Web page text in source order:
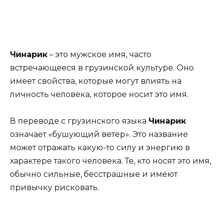
Чинарик – это мужское имя, часто
встречающееся в грузинской культуре. Оно
имеет свойства, которые могут влиять на
личность человека, которое носит это имя.
В переводе с грузинского языка Чинарик
означает «бушующий ветер». Это название
может отражать какую-то силу и энергию в
характере такого человека. Те, кто носят это имя,
обычно сильные, бесстрашные и имеют
привычку рисковать.